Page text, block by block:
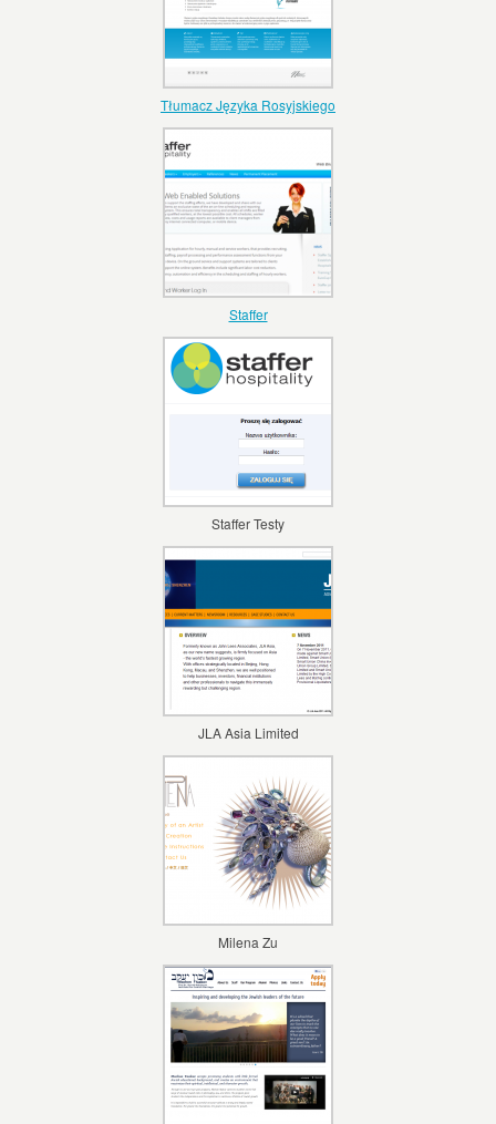
Tłumacz Języka Rosyjskiego
Staffer
Staffer Testy
JLA Asia Limited
Milena Zu